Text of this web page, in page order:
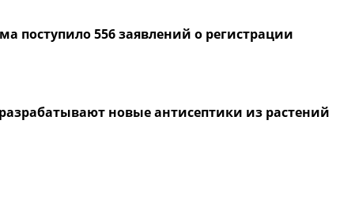
поступило 556 заявлений о регистрации
новые антисептики из растений